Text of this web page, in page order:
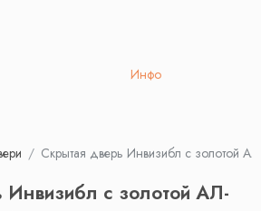
Инфо
Скрытая дверь Инвизибл с золотой
Инвизибл с золотой АЛ-